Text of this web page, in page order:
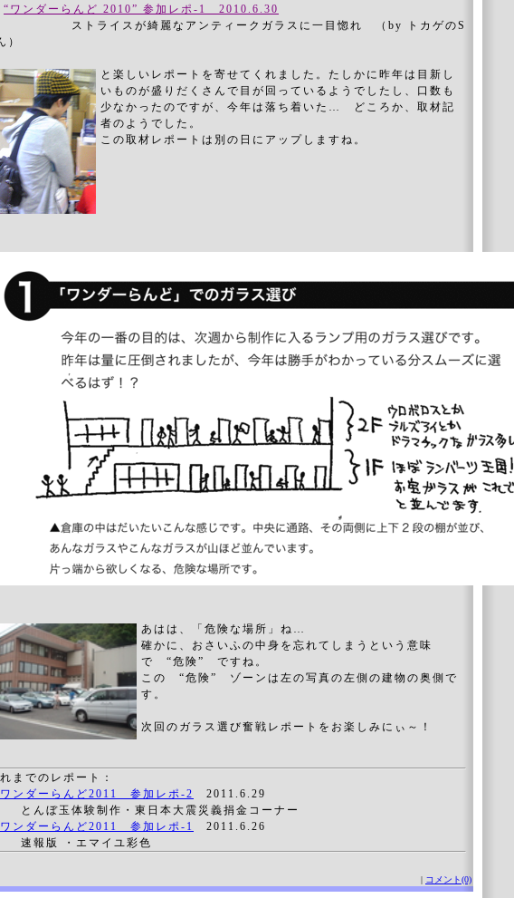
“ワンダーらんど 2010” 参加レポ-1 2010.6.30
トライスが綺麗なアンティークガラスに一目惚れ （by トカゲのS
）
と楽しいレポートを寄せてくれました。たしかに昨年は目新し
いものが盛りだくさんで目が回っているようでしたし、口数も
少なかったのですが、今年は落ち着いた… どころか、取材記
者のようでした。
この取材レポートは別の日にアップしますね。
あはは、「危険な場所」ね…
確かに、おさいふの中身を忘れてしまうという意味
で “危険” ですね。
この “危険” ゾーンは左の写真の左側の建物の奥側で
す。
次回のガラス選び奮戦レポートをお楽しみにぃ～！
までのレポート：
ワンダーらんど2011 参加レポ-2
2011.6.29
んぼ玉体験制作・東日本大震災義捐金コーナー
ワンダーらんど2011 参加レポ-1
2011.6.26
報版 ・エマイユ彩色
| コメント(0)